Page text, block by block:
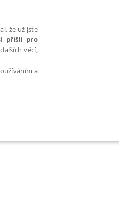
že už jste
přišli pro
věcí,
a
SOUBORY